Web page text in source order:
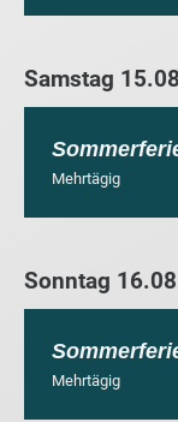
Samstag
Mehrtägig
Sonntag
Mehrtägig